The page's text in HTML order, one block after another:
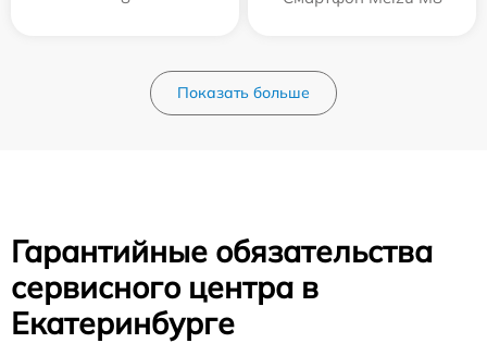
Показать больше
Гарантийные обязательства
сервисного центра в
Екатеринбурге